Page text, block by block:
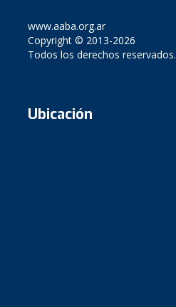
www.aaba.org.ar
Copyright © 2013-2026
Todos los derechos reservados.
Ubicación